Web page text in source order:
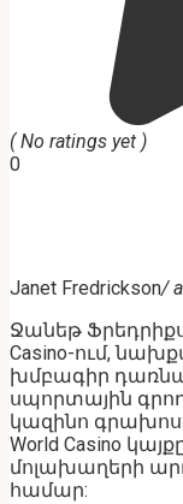
( No ratings yet )
0
Janet Fredrickson/
Ջանեթ
Casino-ում,
խմբագիր
սպորտային
կազինո
World Casino
մոլախաղերի
համար: